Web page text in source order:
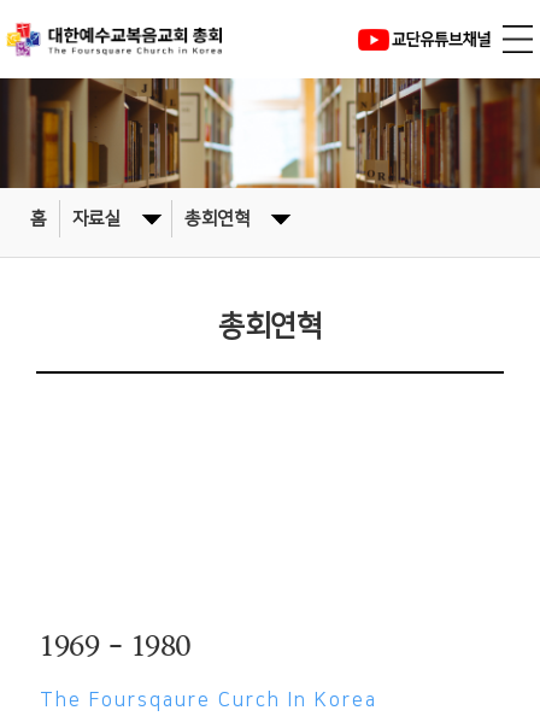
홈 자료실 총회연혁
총회연혁
1969 - 1980
The Foursqaure Curch In Korea